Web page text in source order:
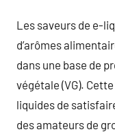
Les saveurs de e-
d’arômes
dans une base de
végétale (VG).
liquides de
des amateurs de